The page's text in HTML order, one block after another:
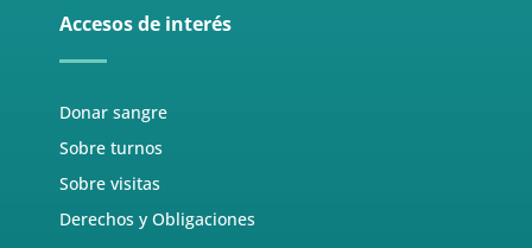
Accesos de interés
Donar sangre
Sobre turnos
Sobre visitas
Derechos y Obligaciones